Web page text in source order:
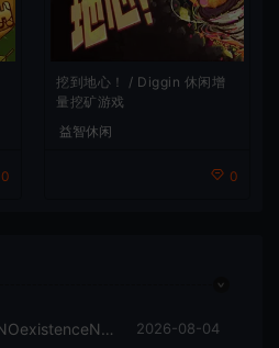
0
挖到地心！ / Diggin 休闲增
量挖矿游戏
益智休闲
0
不/存在的莉莉丝 / The NOexistenceN of Lilith 动态形象桌面互动游戏 2026-08-04